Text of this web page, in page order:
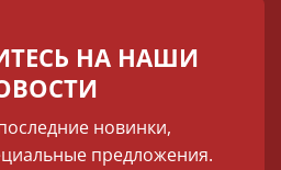
НА НАШИ
новинки,
предложения.